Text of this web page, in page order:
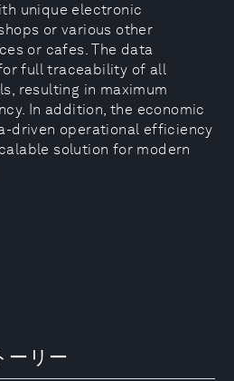
unique electronic
or various other
or cafes. The data
full traceability of all
resulting in maximum
In addition, the economic
driven operational efficiency
solution for modern
ーリー